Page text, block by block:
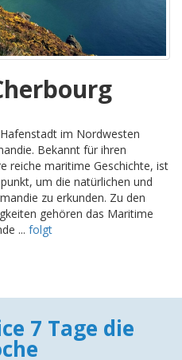
im Nordwesten
Bekannt für ihren
reiche maritime Geschichte, ist
um die natürlichen und
zu erkunden. Zu den
gehören das Maritime
... folgt
7 Tage die